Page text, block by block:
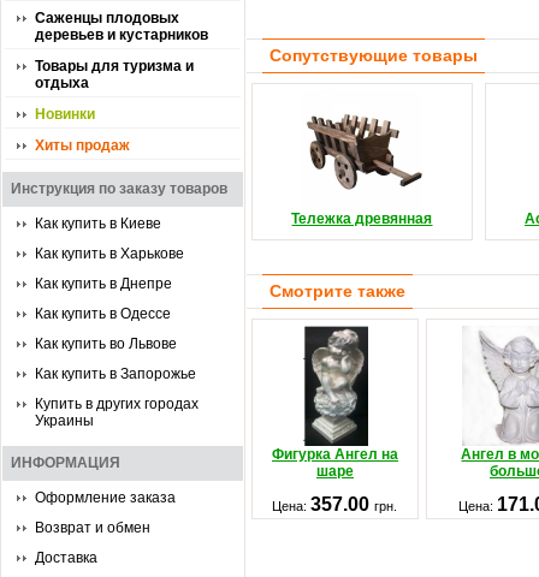
Саженцы плодовых
деревьев и кустарников
Товары для туризма и
отдыха
Новинки
Хиты продаж
Инструкция по заказу товаров
Как купить в Киеве
Как купить в Харькове
Как купить в Днепре
Как купить в Одессе
Как купить во Львове
Как купить в Запорожье
Купить в других городах
Украины
ИНФОРМАЦИЯ
Оформление заказа
Возврат и обмен
Доставка
Сопутствующие товары
Тележка древянная
Смотрите также
Фигурка Ангел на
шаре
Ангел в
Цена:357.00грн. Цена: